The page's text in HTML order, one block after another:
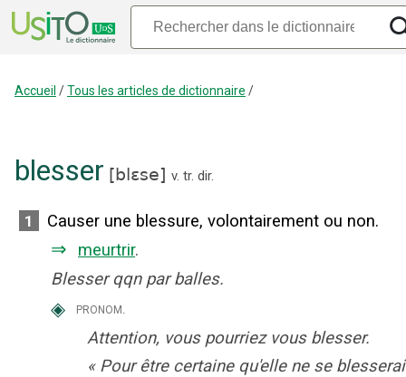
Accueil /Tous les articles de dictionnaire /
blesser [blɛse] v. tr. dir.
1 Causer une blessure, volontairement ou non.
⇒ meurtrir.
Blesser qqn par balles.
◈ pronom.
Attention, vous pourriez vous blesser.
« Pour être certaine qu'elle ne se